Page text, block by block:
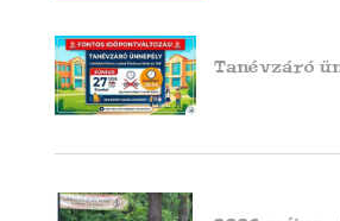
Tanévzáró